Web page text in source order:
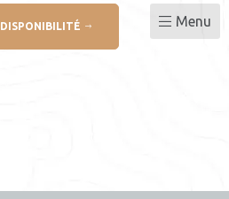
DISPONIBILITÉ Menu